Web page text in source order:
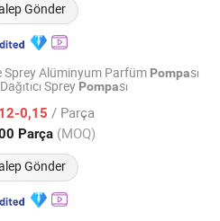
Gönder
Sprey Alüminyum Parfüm Pompası
Dağıtıcı Sprey Pompası
0,15 / Parça
Parça (MOQ)
Gönder
Co., Ltd.
Fiyat 2010